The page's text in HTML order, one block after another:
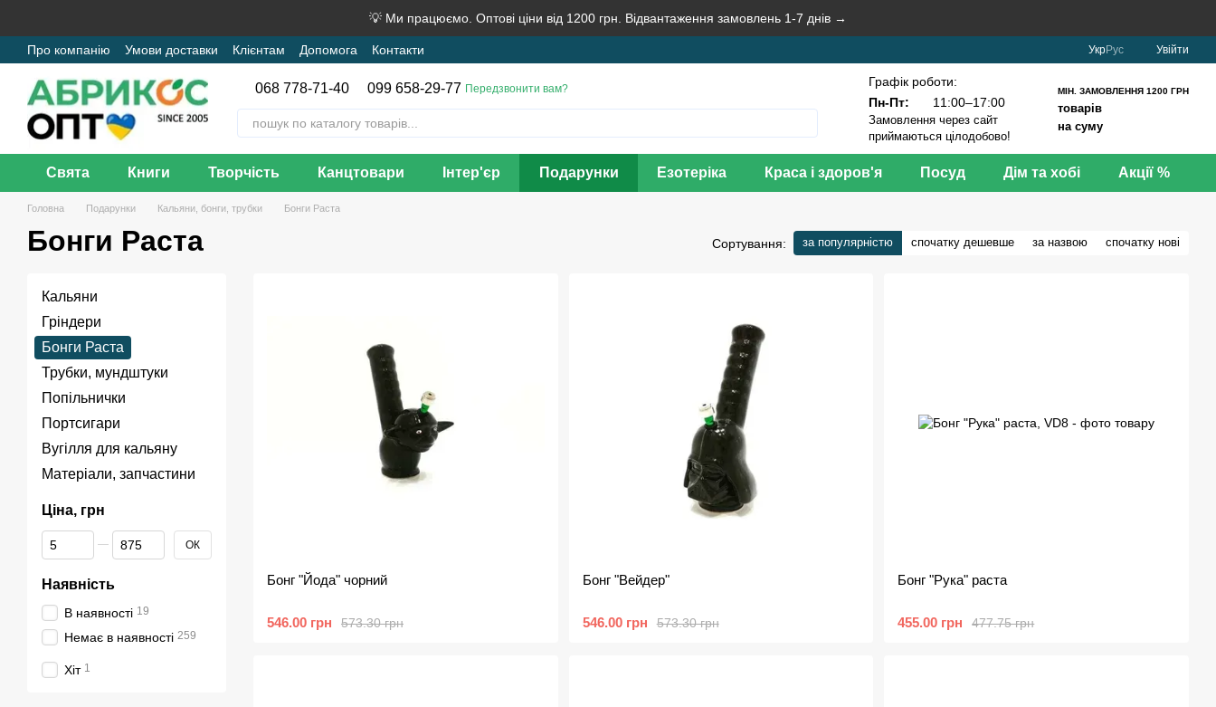
💡 Ми працюємо. Оптові ціни від 1200 грн. Відвантаження замовлень 1-7 днів →
Про компанію Умови доставки Клієнтам Допомога Контакти УкрРус Увійти
068 778-71-40 099 658-29-77 Передзвонити вам?
Графік роботи:
Пн-Пт:
11:00–17:00
Замовлення через сайт
приймаються цілодобово!
МІН. ЗАМОВЛЕННЯ 1200 ГРН
товарів
на суму
Свята Книги Творчість Канцтовари Інтер'єр Подарунки Езотеріка Краса і здоров'я Посуд Дім та хобі Акції %
Головна Подарунки Кальяни, бонги, трубки Бонги Раста
Бонги Раста Сортування: за популярністю спочатку дешевше за назвою спочатку нові
Бонг "Йода" чорний
573.30 грн
546.00 грн
Бонг "Вейдер"
573.30 грн
546.00 грн
Бонг "Рука" раста
477.75 грн
455.00 грн
Кальяни
Гріндери
Бонги Раста
Трубки, мундштуки
Попільнички
Портсигари
Вугілля для кальяну
Матеріали, запчастини
Ціна, грн
Від Ціна, грн
До Ціна, грн ОК
Наявність
В наявності 19
Немає в наявності 259
Хіт 1